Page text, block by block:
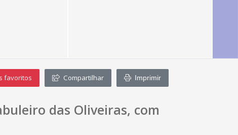
favoritos Compartilhar Imprimir
das Oliveiras, com